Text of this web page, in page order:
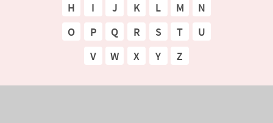
H
I J K L M
N
O
P Q R S T
U
V
W X Y Z